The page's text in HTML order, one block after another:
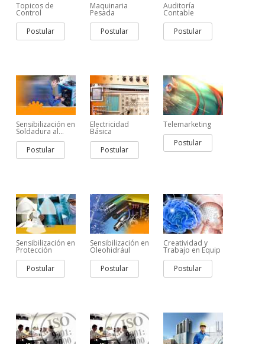
Topicos de
Control
Postular
Maquinaria
Pesada
Postular
Auditoría
Contable
Postular
Sensibilización en
Soldadura al...
Postular
Electricidad
Básica
Postular
Telemarketing
Postular
Sensibilización en
Protección
Postular
Sensibilización en
Oleohidrául
Postular
Creatividad y
Trabajo en Equip
Postular